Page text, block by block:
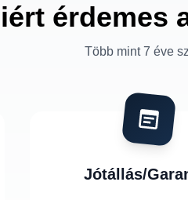
érdemes
Több mint 7 éve
Jótállás/